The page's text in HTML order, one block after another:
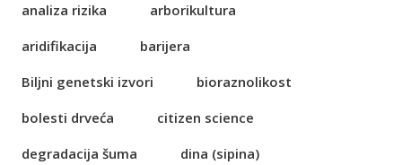
analiza rizika
arborikultura
aridifikacija
barijera
Biljni genetski izvori
bioraznolikost
bolesti drveća
citizen science
degradacija šuma
dina (sipina)